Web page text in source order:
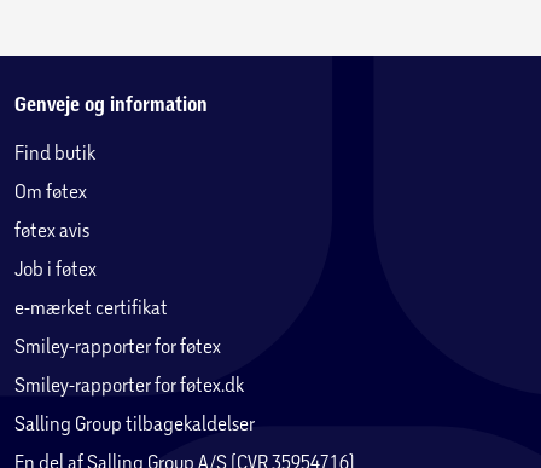
Genveje og information
Find butik
Om føtex
føtex avis
Job i føtex
e-mærket certifikat
Smiley-rapporter for føtex
Smiley-rapporter for føtex.dk
Salling Group tilbagekaldelser
En del af Salling Group A/S (CVR 35954716)